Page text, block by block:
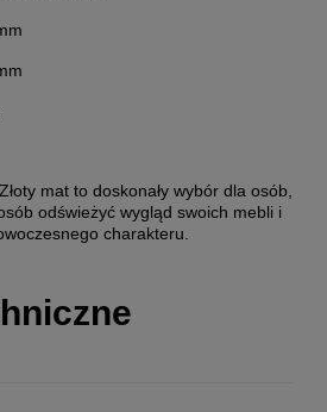
mat to doskonały wybór dla osób,
odświeżyć wygląd swoich mebli i
charakteru.